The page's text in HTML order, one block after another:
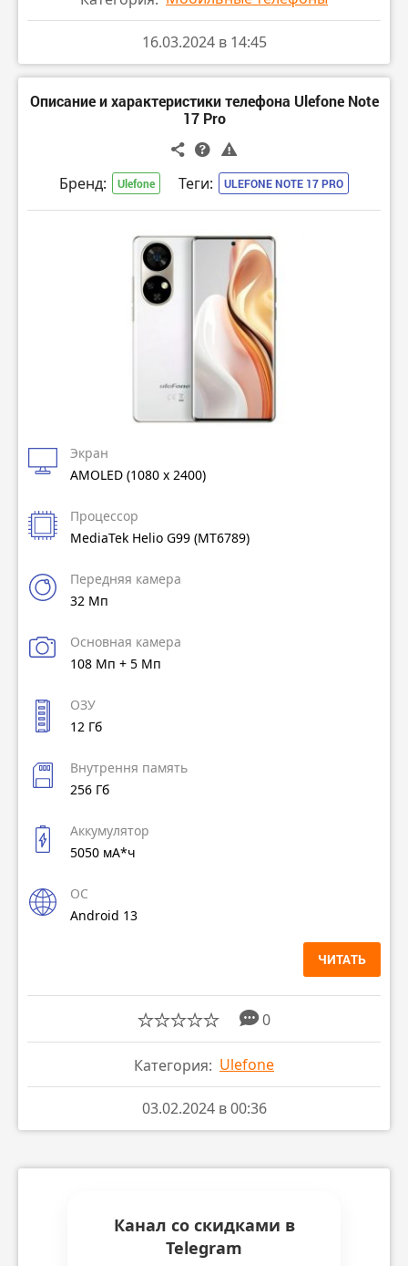
16.03.2024 в 14:45
Описание и характеристики телефона Ulefone Note
17 Pro
Бренд: Ulefone Теги: ULEFONE NOTE 17 PRO
Экран
AMOLED (1080 x 2400)
Процессор
MediaTek Helio G99 (MT6789)
Передняя камера
32 Мп
Основная камера
108 Мп + 5 Мп
ОЗУ
12 Гб
Внутрення память
256 Гб
Аккумулятор
5050 мА*ч
ОС
Android 13
ЧИТАТЬ
0
Категория: Ulefone
03.02.2024 в 00:36
Канал со скидками в
Telegram